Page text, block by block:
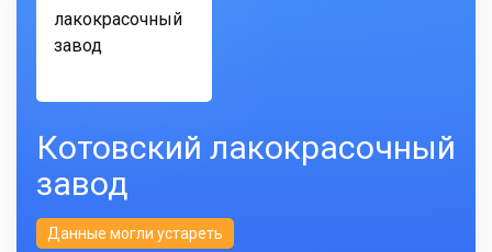
Котовский лакокрасочный
завод
Данные могли устареть